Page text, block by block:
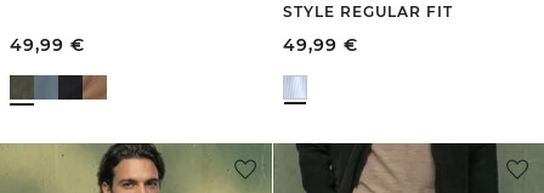
49,99 €
STYLE REGULAR FIT
49,99 €